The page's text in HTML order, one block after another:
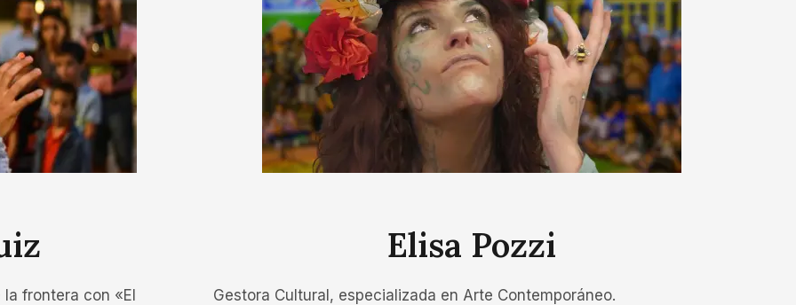
frontera con «El
Elisa Pozzi
Gestora Cultural, especializada en Arte Contemporáneo.